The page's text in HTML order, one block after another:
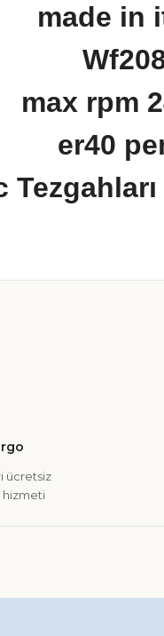
made in
max rpm
er40
ücretsiz